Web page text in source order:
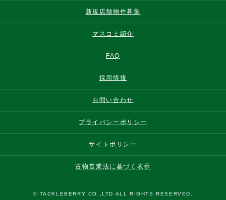
新規店舗物件募集
マスコミ紹介
FAQ
採用情報
お問い合わせ
プライバシーポリシー
サイトポリシー
古物営業法に基づく表示
© TACKLEBERRY CO.,LTD ALL RIGHTS RESERVED.